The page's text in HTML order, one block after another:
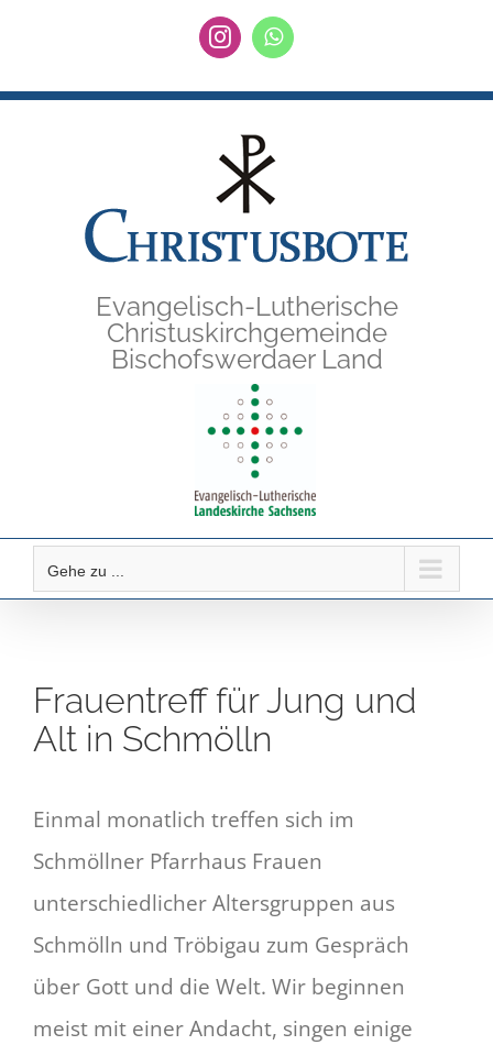
springen
InstagramWhatsApp
Evangelisch-Lutherische
Christuskirchgemeinde
Bischofswerdaer Land
Gehe zu ...
Frauentreff für Jung und
Alt in Schmölln
Einmal monatlich treffen sich im
Schmöllner Pfarrhaus Frauen
unterschiedlicher Altersgruppen aus
Schmölln und Tröbigau zum Gespräch
über Gott und die Welt. Wir beginnen
meist mit einer Andacht, singen einige